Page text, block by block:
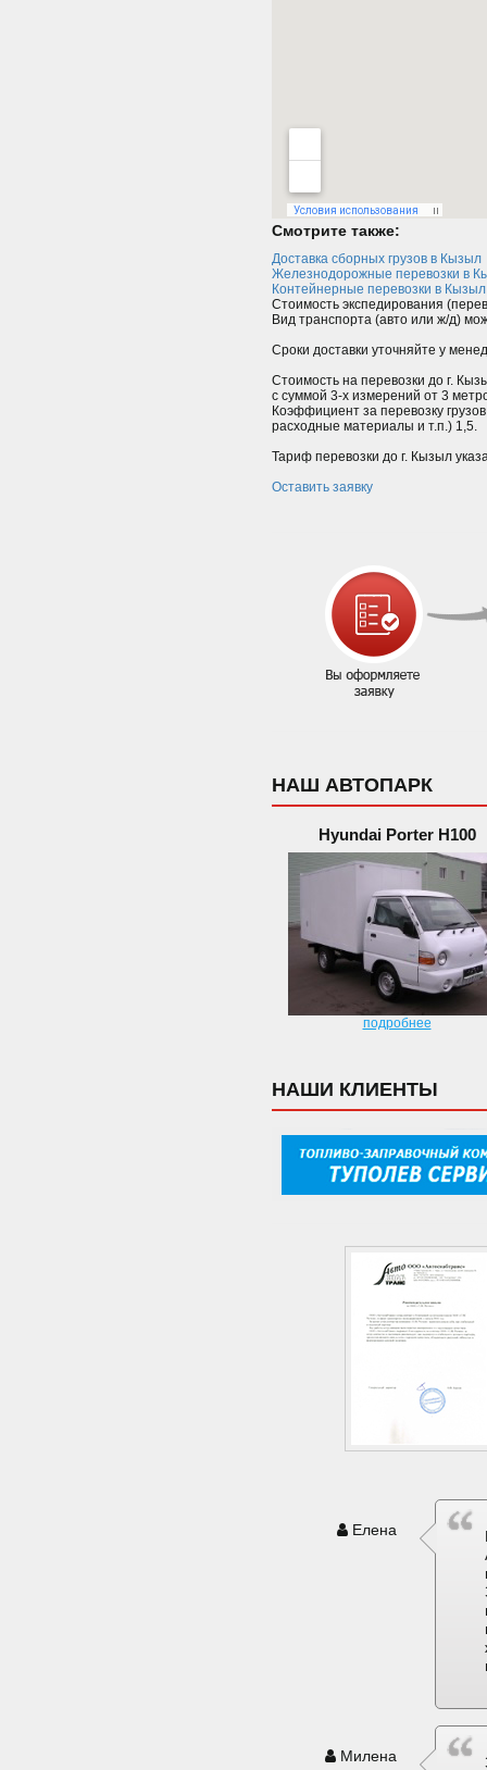
Смотрите также:
Доставка сборных грузов в Кызыл
Железнодорожные перевозки в
Контейнерные перевозки в Кызыл
Стоимость экспедирования
Вид транспорта (авто или ж/д)
Сроки доставки уточняйте у
Стоимость на перевозки до г.
с суммой 3-х измерений от 3
Коэффициент за перевозку
расходные материалы и т.п.) 1,5.
Тариф перевозки до г. Кызыл
Оставить заявку
НАШ АВТОПАРК
Hyundai Porter H100
подробнее
НАШИ КЛИЕНТЫ
Елена
Милена